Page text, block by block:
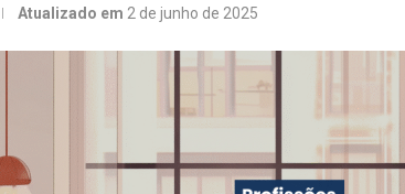
Atualizado em 2 de junho de 2025